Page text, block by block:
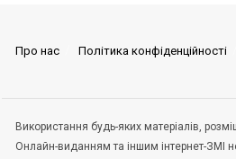
Про нас Політика конфіденційності
Використання будь-яких матеріалів,
Онлайн-виданням та іншим інтернет-ЗМІ